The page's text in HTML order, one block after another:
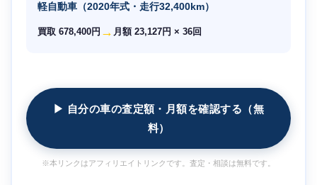
軽自動車（2020年式・走行32,400km）
買取 678,400円 → 月額 23,127円 × 36回
▶ 自分の車の査定額・月額を確認する（無
料）
※本リンクはアフィリエイトリンクです。査定・相談は無料です。